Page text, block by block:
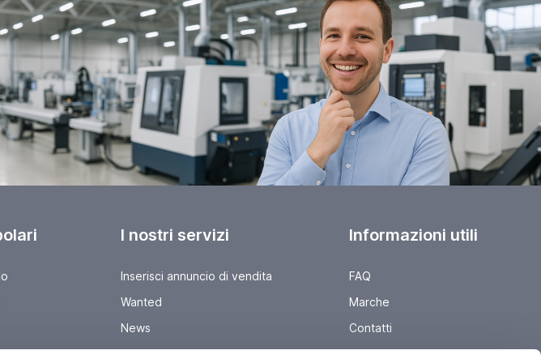
I nostri servizi
Inserisci annuncio di vendita
Wanted
News
Parliamo di ...
Informazioni utili
FAQ
Marche
Contatti
PRIVACY POLICY